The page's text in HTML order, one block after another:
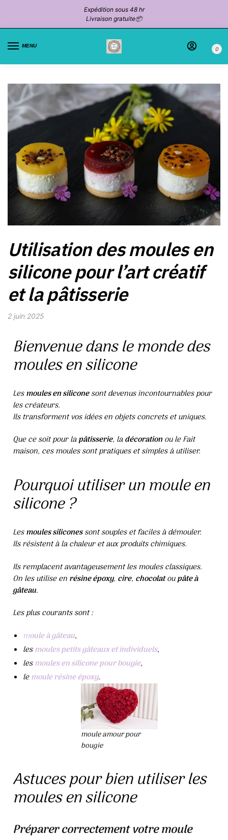
Expédition sous 48 hr
Livraison gratuite📦
MENU
0
Utilisation des moules en
silicone pour l’art créatif
et la pâtisserie
2 juin 2025
Bienvenue dans le monde des
moules en silicone
Lesmoules en siliconesont devenus incontournables pour
les créateurs.
Ils transforment vos idées en objets concrets et uniques.
Que ce soit pour lapâtisserie, ladécoration ou le Fait
maison, ces moules sont pratiques et simples à utiliser.
Pourquoi utiliser un moule en
silicone ?
Lesmoules siliconessont souples et faciles à démouler.
Ils résistent à la chaleur et aux produits chimiques.
Ils remplacent avantageusement les moules classiques.
On les utilise en résine époxy, cire, chocolatoupâte à
gâteau.
Les plus courants sont :
moule à gâteau,
lesmoules petits gâteaux et individuels,
lesmoules en silicone pour bougie,
lemoule résine époxy.
moule amour pour
bougie
Astuces pour bien utiliser les
moules en silicone
Préparer correctement votre moule